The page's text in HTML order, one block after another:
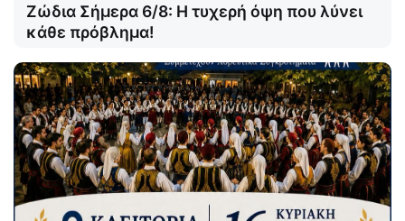
Ζώδια Σήμερα 6/8: Η τυχερή όψη που λύνει
κάθε πρόβλημα!